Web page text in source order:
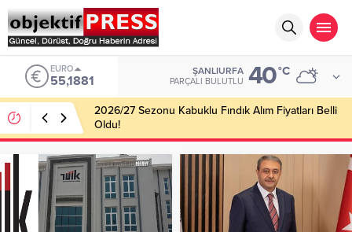
EURO
55,1881
ŞANLIURFA
PARÇALI BULUTLU 40°C
2026/27 Sezonu Kabuklu Fındık Alım Fiyatları Belli
Oldu!